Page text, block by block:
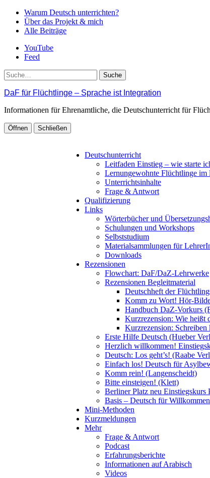
Warum Deutsch unterrichten?
Über das Projekt & mich
Alle Beiträge
YouTube
Feed
Suche
DaF für Flüchtlinge – Sprache ist Integration
Informationen für Ehrenamtliche, die Deutschunterricht für
Öffnen Schließen
Deutschunterricht
Leitfaden Einstieg – wie starte
Lernungewohnte Flüchtlinge im
Unterrichtsinhalte
Frage & Antwort
Qualifizierung
Links
Wörterbücher und
Schulungen und Workshops
Selbststudium
Materialsammlungen für
Downloads
Rezensionen
Flowchart: DaF/DaZ-Lehrwerke
Rezensionen Begleitmaterial
Deutschheft der
Komm zu Wort! Hör-
Handbuch DaZ-Vorkurs
Kurzrezension: Wie heißt
Kurzrezension: Schreiben
Erste Hilfe Deutsch (Hueber
Herzlich willkommen!
Deutsch: Los geht’s! (Raabe
Einfach los! Deutsch für
Komm rein! (Langenscheidt)
Bitte einsteigen! (Klett)
Berliner Platz neu
Basis – Deutsch für
Mini-Methoden
Kurzmeldungen
Mehr
Frage & Antwort
Podcast
Erfahrungsberichte
Informationen auf Arabisch
Videos